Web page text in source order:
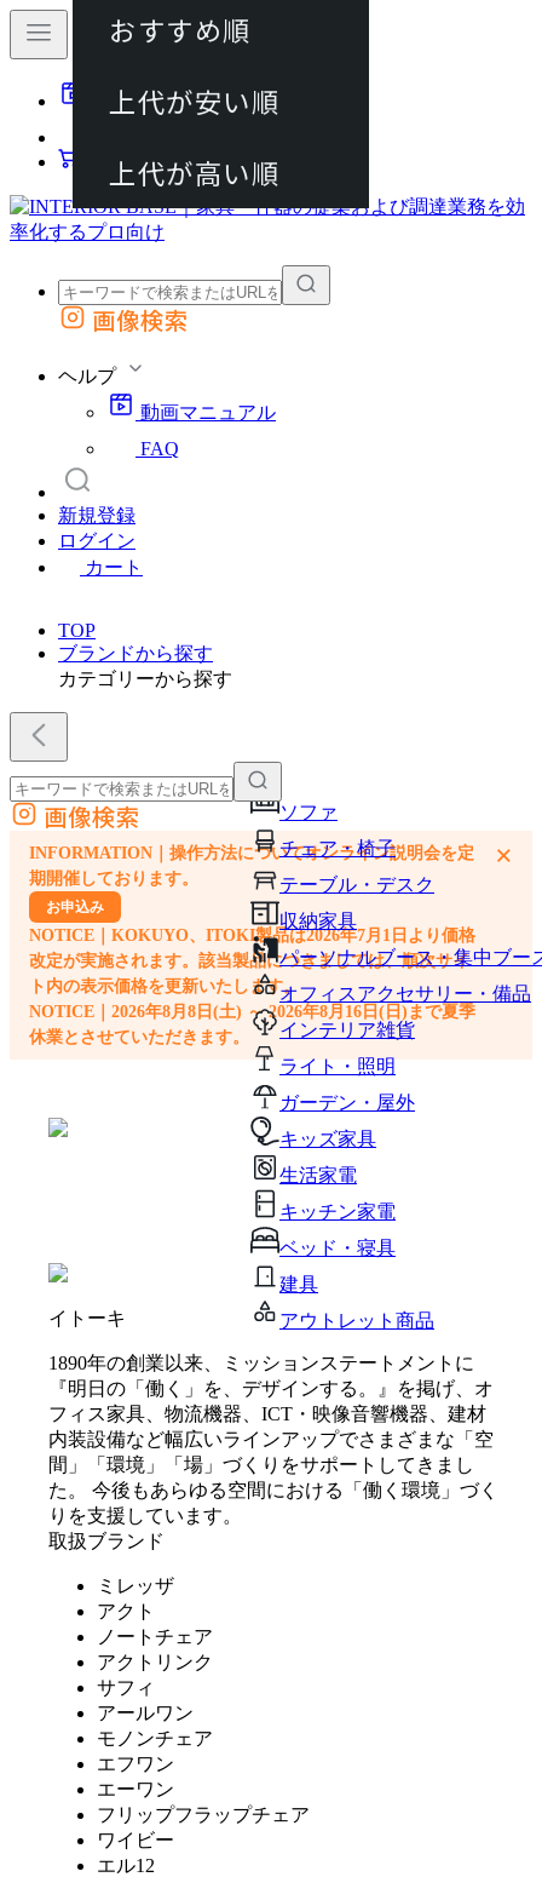
動画マニュアル
カート
外部サイトの商品をカートに追加
画像検索
ヘルプ
動画マニュアル
FAQ
新規登録
ログイン
カート
TOP
ブランドから探す
カテゴリーから探す
ソファ
チェア・椅子
テーブル・デスク
収納家具
パーソナルブース・集中ブー
オフィスアクセサリー・備品
インテリア雑貨
ライト・照明
ガーデン・屋外
キッズ家具
生活家電
キッチン家電
ベッド・寝具
建具
アウトレット商品
外部サイトの商品をカートに追加
他のサイトで見つけた商品ページのURLを貼り付けて、カートに追加できます
画像検索
INFORMATION｜操作方法についてオンライン説明会を定
期開催しております。
お申込み
NOTICE｜KOKUYO、ITOKI製品は2026年7月1日より価格
改定が実施されます。該当製品につきましては、順次サイ
ト内の表示価格を更新いたします。
NOTICE｜2026年8月8日(土) ～ 2026年8月16日(日)まで夏季
休業とさせていただきます。
×
イトーキ
1890年の創業以来、ミッションステートメントに
『明日の「働く」を、デザインする。』を掲げ、オ
フィス家具、物流機器、ICT・映像音響機器、建材
内装設備など幅広いラインアップでさまざまな「空
間」「環境」「場」づくりをサポートしてきまし
た。 今後もあらゆる空間における「働く環境」づく
りを支援しています。
取扱ブランド
ミレッザ
アクト
ノートチェア
アクトリンク
サフィ
アールワン
モノンチェア
エフワン
エーワン
フリップフラップチェア
ワイビー
エル12
おすすめ順
上代が安い順
上代が高い順